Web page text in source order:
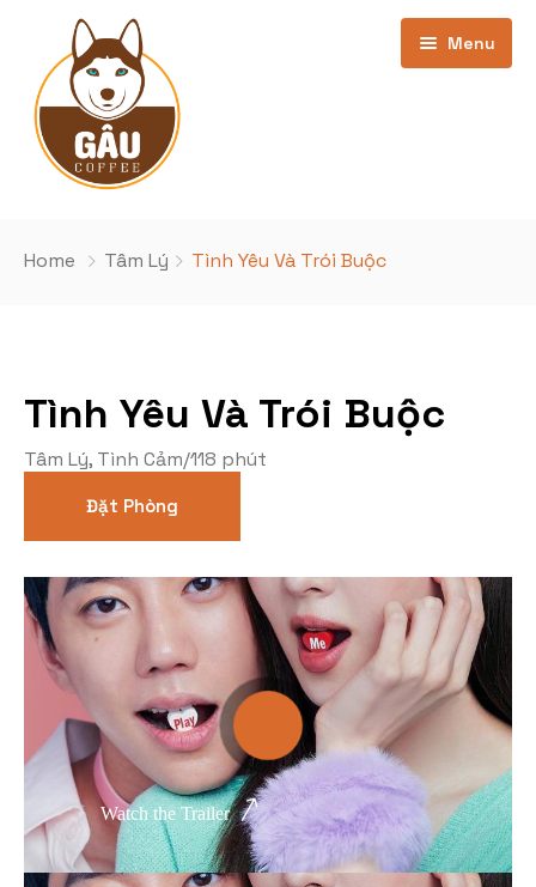
Menu
cơ sở Phan Văn Trường
Cơ sở Nghĩa Đô
Kho phim
Phim Đang Hot
Phim sắp chiếu
Thể loại phim
Phim kinh dị
Hài hước
Hoạt hình
Hành động
Tình cảm
Khuyến Mãi
Tin Tức
Home Tâm Lý Tình Yêu Và Trói Buộc
Tình Yêu Và Trói Buộc
Tâm Lý, Tình Cảm/118 phút
Đặt Phòng
Watch the Trailer